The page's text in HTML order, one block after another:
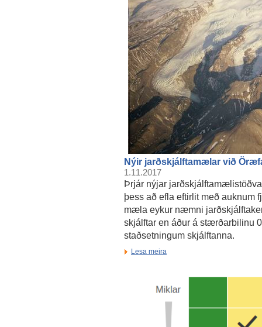
Nýir jarðskjálftamælar við
1.11.2017
Þrjár nýjar
þess að efla eftirlit með auknum
mæla eykur næmni
skjálftar en áður á stærðarbilinu
staðsetningum skjálftanna.
Lesa meira